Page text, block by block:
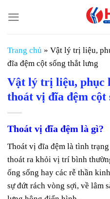
đến
nội
dung
Trang chủ » Vật lý trị liệu,
đĩa đệm cột sống thắt lưng
Vật lý trị liệu, phục
thoát vị đĩa đệm cột
Thoát vị đĩa đệm là gì?
Thoát vị đĩa đệm là tình
thoát ra khỏi vị trí bình
ống sống hay các rễ thần
sự đứt rách vòng sợi, về lâm